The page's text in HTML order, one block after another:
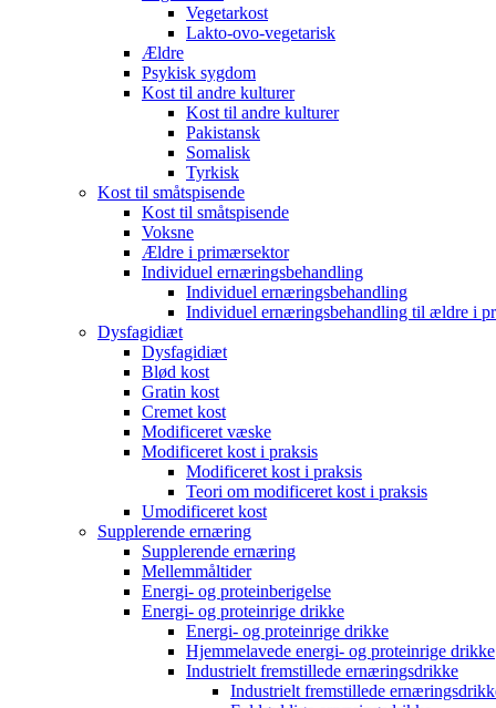
Vegetarkost
Lakto-ovo-vegetarisk
Ældre
Psykisk sygdom
Kost til andre kulturer
Kost til andre kulturer
Pakistansk
Somalisk
Tyrkisk
Kost til småtspisende
Kost til småtspisende
Voksne
Ældre i primærsektor
Individuel ernæringsbehandling
Individuel ernæringsbehandling
Individuel ernæringsbehandling til ældre i
Dysfagidiæt
Dysfagidiæt
Blød kost
Gratin kost
Cremet kost
Modificeret væske
Modificeret kost i praksis
Modificeret kost i praksis
Teori om modificeret kost i praksis
Umodificeret kost
Supplerende ernæring
Supplerende ernæring
Mellemmåltider
Energi- og proteinberigelse
Energi- og proteinrige drikke
Energi- og proteinrige drikke
Hjemmelavede energi- og proteinrige drikke
Industrielt fremstillede ernæringsdrikke
Industrielt fremstillede